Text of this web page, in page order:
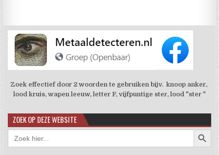
Zoek effectief door 2 woorden te gebruiken bijv. knoop anker,
lood kruis, wapen leeuw, letter F, vijfpuntige ster, lood "ster "
ZOEK OP DEZE WEBSITE
Zoek
naar: